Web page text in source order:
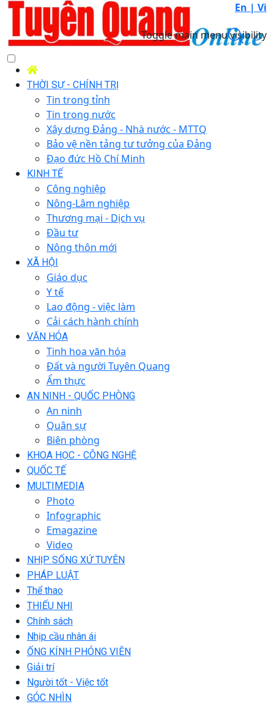
En | Vi
Toggle main menu visibility
THỜI SỰ - CHÍNH TRỊ
Tin trong tỉnh
Tin trong nước
Xây dựng Đảng - Nhà nước - MTTQ
Bảo vệ nền tảng tư tưởng của Đảng
Đạo đức Hồ Chí Minh
KINH TẾ
Công nghiệp
Nông-Lâm nghiệp
Thương mại - Dịch vụ
Đầu tư
Nông thôn mới
XÃ HỘI
Giáo dục
Y tế
Lao động - việc làm
Cải cách hành chính
VĂN HÓA
Tinh hoa văn hóa
Đất và người Tuyên Quang
Ẩm thực
AN NINH - QUỐC PHÒNG
An ninh
Quân sự
Biên phòng
KHOA HỌC - CÔNG NGHỆ
QUỐC TẾ
MULTIMEDIA
Photo
Infographic
Emagazine
Video
NHỊP SỐNG XỨ TUYÊN
PHÁP LUẬT
Thể thao
THIẾU NHI
Chính sách
Nhịp cầu nhân ái
ỐNG KÍNH PHÓNG VIÊN
Giải trí
Người tốt - Việc tốt
GÓC NHÌN